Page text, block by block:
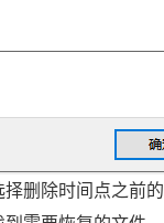
择删除时间点之前